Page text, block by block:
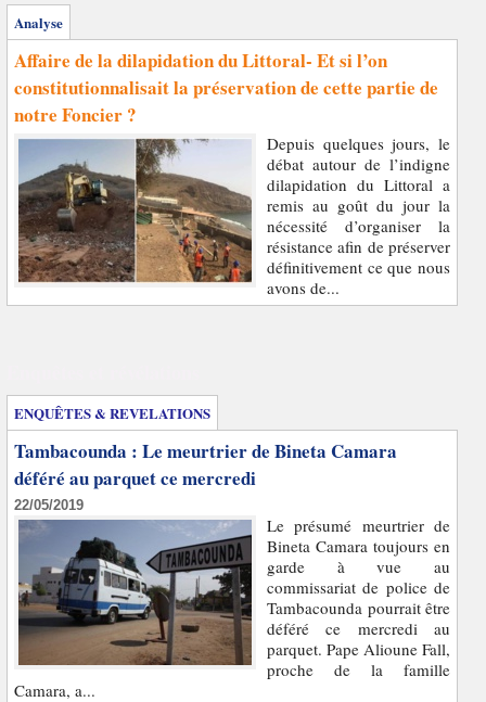
Analyse
Affaire de la dilapidation du Littoral- Et si l’on
constitutionnalisait la préservation de cette partie de
notre Foncier ?
Depuis quelques jours, le
débat autour de l’indigne
dilapidation du Littoral a
remis au goût du jour la
nécessité d’organiser la
résistance afin de préserver
définitivement ce que nous
avons de...
ENQUÊTES & REVELATIONS
Tambacounda : Le meurtrier de Bineta Camara
déféré au parquet ce mercredi
22/05/2019
Le présumé meurtrier de
Bineta Camara toujours en
garde à vue au
commissariat de police de
Tambacounda pourrait être
déféré ce mercredi au
parquet. Pape Alioune Fall,
proche de la famille
Camara, a...